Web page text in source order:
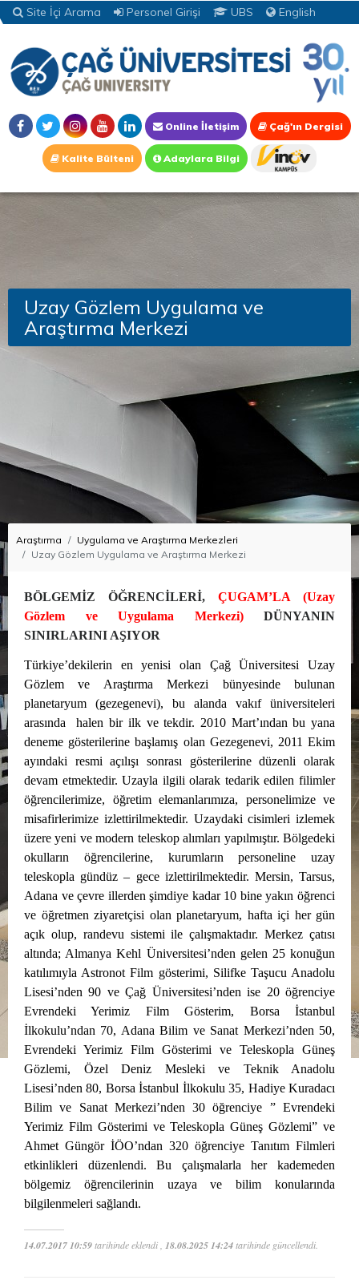
Site İçi Arama Personel Girişi UBS English
Online İletişim Çağ'ın Dergisi
Kalite Bülteni Adaylara Bilgi
Uzay Gözlem Uygulama ve
Araştırma Merkezi
Araştırma
Uygulama ve Araştırma Merkezleri
Uzay Gözlem Uygulama ve Araştırma Merkezi
BÖLGEMİZ ÖĞRENCİLERİ, ÇUGAM’LA (Uzay
Gözlem ve Uygulama Merkezi) DÜNYANIN
SINIRLARINI AŞIYOR
Türkiye’dekilerin en yenisi olan Çağ Üniversitesi Uzay
Gözlem ve Araştırma Merkezi bünyesinde bulunan
planetaryum (gezegenevi), bu alanda vakıf üniversiteleri
arasında halen bir ilk ve tekdir. 2010 Mart’ından bu yana
deneme gösterilerine başlamış olan Gezegenevi, 2011 Ekim
ayındaki resmi açılışı sonrası gösterilerine düzenli olarak
devam etmektedir.Uzayla ilgili olarak tedarik edilen filimler
öğrencilerimize, öğretim elemanlarımıza, personelimize ve
misafirlerimize izlettirilmektedir. Uzaydaki cisimleri izlemek
üzere yeni ve modern teleskop alımları yapılmıştır. Bölgedeki
okulların öğrencilerine, kurumların personeline uzay
teleskopla gündüz – gece izlettirilmektedir. Mersin, Tarsus,
Adana ve çevre illerden şimdiye kadar 10 bine yakın öğrenci
ve öğretmen ziyaretçisi olan planetaryum, hafta içi her gün
açık olup, randevu sistemi ile çalışmaktadır. Merkez çatısı
altında; Almanya Kehl Üniversitesi’nden gelen 25 konuğun
katılımıyla Astronot Film gösterimi, Silifke Taşucu Anadolu
Lisesi’nden 90 ve Çağ Üniversitesi’nden ise 20 öğrenciye
Evrendeki Yerimiz Film Gösterim, Borsa İstanbul
İlkokulu’ndan 70, Adana Bilim ve Sanat Merkezi’nden 50,
Evrendeki Yerimiz Film Gösterimi ve Teleskopla Güneş
Gözlemi, Özel Deniz Mesleki ve Teknik Anadolu
Lisesi’nden 80, Borsa İstanbul İlkokulu 35, Hadiye Kuradacı
Bilim ve Sanat Merkezi’nden 30 öğrenciye ” Evrendeki
Yerimiz Film Gösterimi ve Teleskopla Güneş Gözlemi” ve
Ahmet Güngör İÖO’ndan 320 öğrenciye Tanıtım Filmleri
etkinlikleri düzenlendi. Bu çalışmalarla her kademeden
bölgemiz öğrencilerinin uzaya ve bilim konularında
bilgilenmeleri sağlandı.
14.07.2017 10:59tarihinde eklendi , 18.08.2025 14:24tarihinde güncellendi.